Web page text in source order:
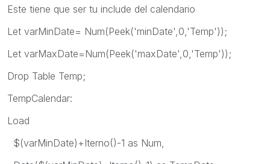
Este tiene que ser tu include del calendario
Let varMinDate= Num(Peek('minDate',0,'Temp'));
Let varMaxDate=Num(Peek('maxDate',0,'Temp'));
Drop Table Temp;
TempCalendar:
Load
$(varMinDate)+Iterno()-1 as Num,